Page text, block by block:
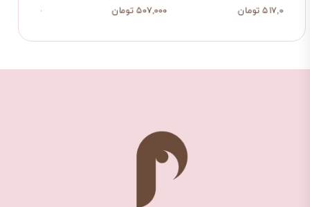
۵۰۷,۰۰۰ تومان ۵۱۷,۰۰۰ تومان